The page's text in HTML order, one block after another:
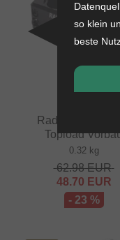
Radio Bikes
Topload
0.32 kg
62.98EUR
48.70 EUR
- 23 %
so klein
beste